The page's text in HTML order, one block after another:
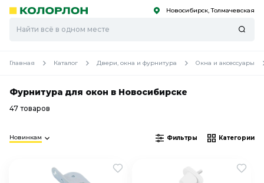
Скоро
Скоро Новосибирск, Толмачевская
Главная Каталог Двери, окна и фурнитура Окна и аксессуары
Фурнитура для окон в Новосибирске
47 товаров
Новинкам Фильтры Категории